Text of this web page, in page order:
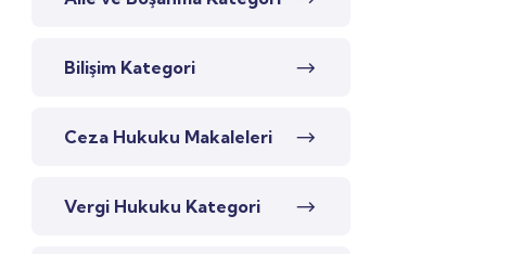
Bilişim Kategori
Ceza Hukuku Makaleleri
Vergi Hukuku Kategori